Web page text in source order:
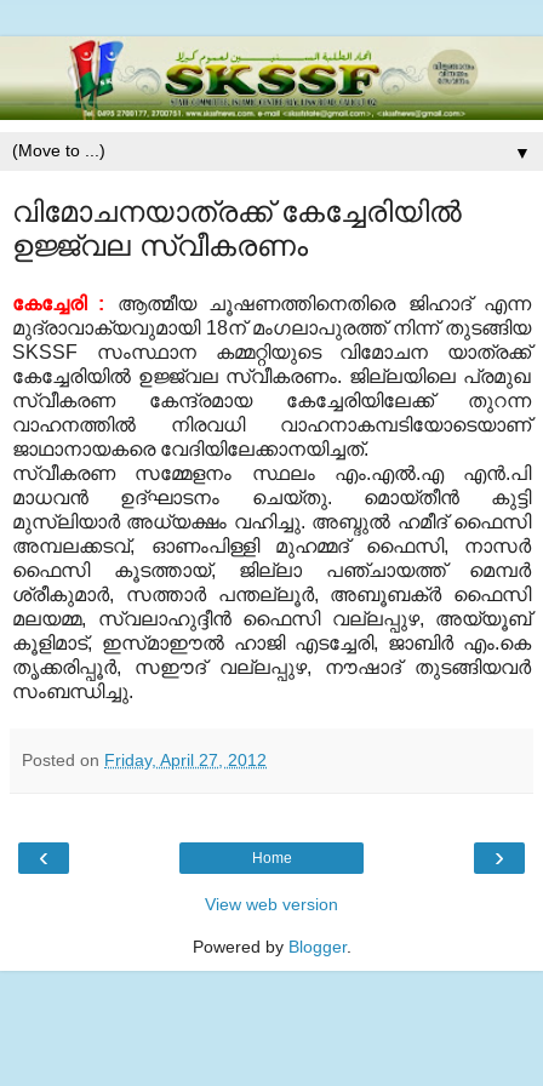
▼
വിമോചനയാത്രക്ക്‌ കേച്ചേരിയില്‍
ഉജ്ജ്വല സ്വീകരണം
കേച്ചേരി :
ആത്മീയ ചൂഷണത്തിനെതിരെ ജിഹാദ്‌ എന്ന
മുദ്രാവാക്യവുമായി 18ന്‌ മംഗലാപുരത്ത്‌ നിന്ന്‌ തുടങ്ങിയ
SKSSF സംസ്ഥാന കമ്മറ്റിയുടെ വിമോചന യാത്രക്ക്‌
കേച്ചേരിയില്‍ ഉജ്ജ്വല സ്വീകരണം. ജില്ലയിലെ പ്രമുഖ
സ്വീകരണ കേന്ദ്രമായ കേച്ചേരിയിലേക്ക്‌ തുറന്ന
വാഹനത്തില്‍ നിരവധി വാഹനാകമ്പടിയോടെയാണ്‌
ജാഥാനായകരെ വേദിയിലേക്കാനയിച്ചത്‌.
സ്വീകരണ സമ്മേളനം സ്ഥലം എം.എല്‍.എ എന്‍.പി
മാധവന്‍ ഉദ്‌ഘാടനം ചെയ്‌തു. മൊയ്‌തീന്‍ കുട്ടി
മുസ്‌ലിയാര്‍ അധ്യക്ഷം വഹിച്ചു. അബ്ദുല്‍ ഹമീദ്‌ ഫൈസി
അമ്പലക്കടവ്‌, ഓണംപിള്ളി മുഹമ്മദ്‌ ഫൈസി, നാസര്‍
ഫൈസി കൂടത്തായ്‌, ജില്ലാ പഞ്ചായത്ത്‌ മെമ്പര്‍
ശ്രീകുമാര്‍, സത്താര്‍ പന്തല്ലൂര്‍, അബൂബക്‌ര്‍ ഫൈസി
മലയമ്മ, സ്വലാഹുദ്ദീന്‍ ഫൈസി വല്ലപ്പുഴ, അയ്യൂബ്‌
കൂളിമാട്‌, ഇസ്‌മാഈല്‍ ഹാജി എടച്ചേരി, ജാബിര്‍ എം.കെ
തൃക്കരിപ്പൂര്‍, സഈദ്‌ വല്ലപ്പുഴ, നൗഷാദ്‌ തുടങ്ങിയവര്‍
സംബന്ധിച്ചു.
Posted on Friday, April 27, 2012
‹ ›
Home
View web version
Powered by Blogger.